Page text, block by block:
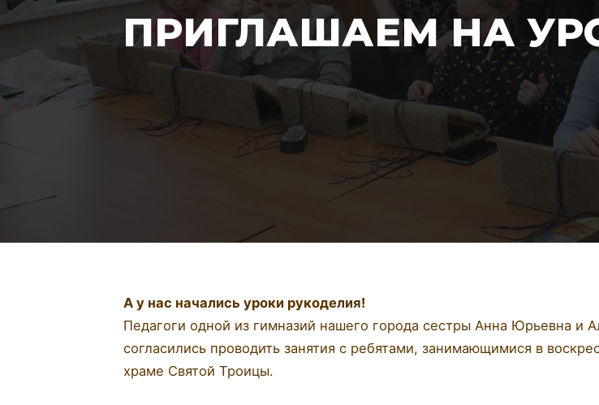
ПРИГЛАШАЕМ НА
А у нас начались уроки рукоделия!
Педагоги одной из гимназий нашего города сестры Анна Юрьевна и
согласились проводить занятия с ребятами, занимающимися в
храме Святой Троицы.